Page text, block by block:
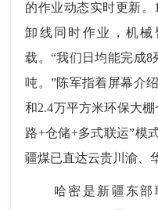
的作业动态实时更新
卸线同时作业，机
载。“我们日均能完成8
吨。”陈军指着屏幕介
和2.4万平方米环保大
路+仓储+多式联运”模
疆煤已直达云贵川渝、
哈密是新疆东部